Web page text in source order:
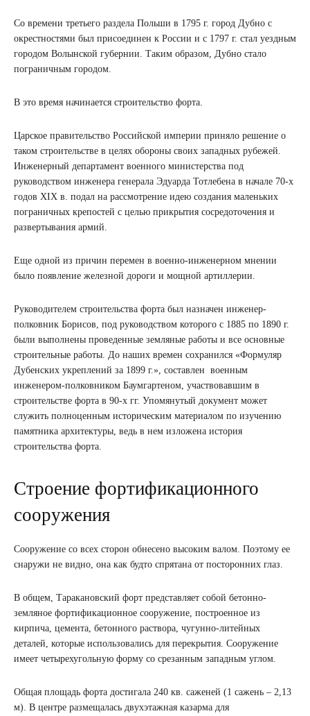
Со времени третьего раздела Польши в 1795 г. город Дубно с
окрестностями был присоединен к России и с 1797 г. стал уездным
городом Волынской губернии. Таким образом, Дубно стало
пограничным городом.
В это время начинается строительство форта.
Царское правительство Российской империи приняло решение о
таком строительстве в целях обороны своих западных рубежей.
Инженерный департамент военного министерства под
руководством инженера генерала Эдуарда Тотлебена в начале 70-х
годов XIX в. подал на рассмотрение идею создания маленьких
пограничных крепостей с целью прикрытия сосредоточения и
развертывания армий.
Еще одной из причин перемен в военно-инженерном мнении
было появление железной дороги и мощной артиллерии.
Руководителем строительства форта был назначен инженер-
полковник Борисов, под руководством которого с 1885 по 1890 г.
были выполнены проведенные земляные работы и все основные
строительные работы. До наших времен сохранился «Формуляр
Дубенских укреплений за 1899 г.», составлен военным
инженером-полковником Баумгартеном, участвовавшим в
строительстве форта в 90-х гг. Упомянутый документ может
служить полноценным историческим материалом по изучению
памятника архитектуры, ведь в нем изложена история
строительства форта.
Строение фортификационного
сооружения
Сооружение со всех сторон обнесено высоким валом. Поэтому ее
снаружи не видно, она как будто спрятана от посторонних глаз.
В общем, Таракановский форт представляет собой бетонно-
земляное фортификационное сооружение, построенное из
кирпича, цемента, бетонного раствора, чугунно-литейных
деталей, которые использовались для перекрытия. Сооружение
имеет четырехугольную форму со срезанным западным углом.
Общая площадь форта достигала 240 кв. саженей (1 сажень – 2,13
м). В центре размещалась двухэтажная казарма для